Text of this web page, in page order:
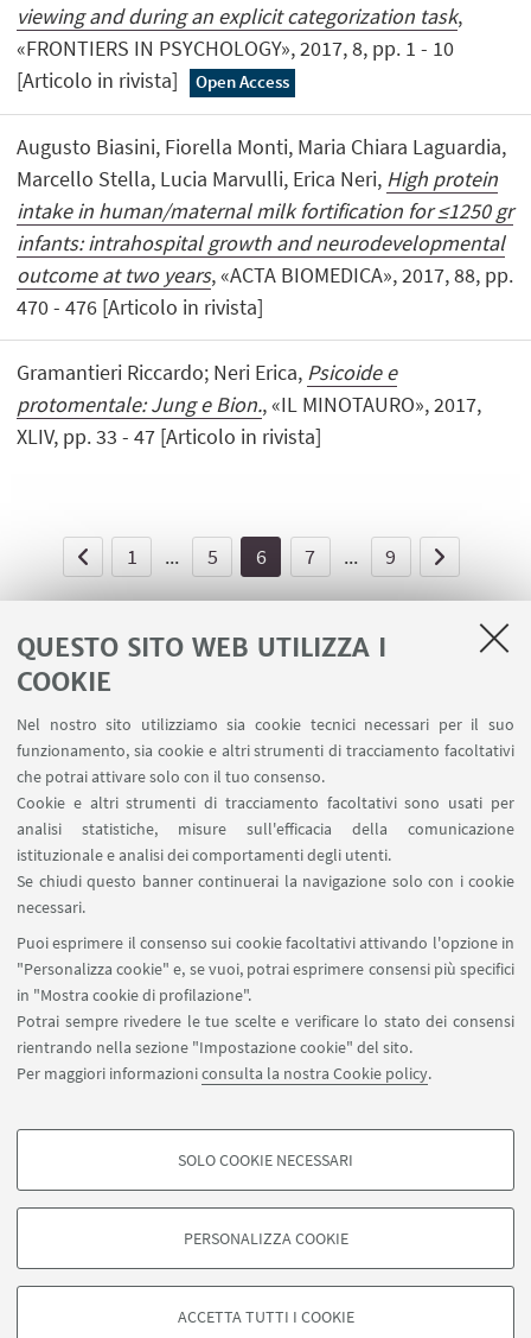
QUESTO SITO WEB UTILIZZA I
COOKIE
Nel nostro sito utilizziamo sia cookie tecnici necessari per il suo
funzionamento, sia cookie e altri strumenti di tracciamento facoltativi
che potrai attivare solo con il tuo consenso.
Cookie e altri strumenti di tracciamento facoltativi sono usati per
analisi statistiche, misure sull'efficacia della comunicazione
istituzionale e analisi dei comportamenti degli utenti.
Se chiudi questo banner continuerai la navigazione solo con i cookie
necessari.
Puoi esprimere il consenso sui cookie facoltativi attivando l'opzione in
"Personalizza cookie" e, se vuoi, potrai esprimere consensi più specifici
in "Mostra cookie di profilazione".
Potrai sempre rivedere le tue scelte e verificare lo stato dei consensi
rientrando nella sezione "Impostazione cookie" del sito.
Per maggiori informazioniconsulta la nostra Cookie policy.
COOKIE DI PROFILAZIONE - FACOLTATIVI
degli utenti, creare profili in base al loro comportamento sul sito, per analisi
di marketing.
SOLO COOKIE NECESSARI
PERSONALIZZA COOKIE
ACCETTA TUTTI I COOKIE
viewing and during an explicit categorization task,
«FRONTIERS IN PSYCHOLOGY», 2017, 8, pp. 1 - 10
[Articolo in rivista]
Open Access
Augusto Biasini, Fiorella Monti, Maria Chiara Laguardia,
Marcello Stella, Lucia Marvulli, Erica Neri, High protein
intake in human/maternal milk fortification for ≤1250 gr
infants: intrahospital growth and neurodevelopmental
outcome at two years, «ACTA BIOMEDICA», 2017, 88, pp.
470 - 476 [Articolo in rivista]
Gramantieri Riccardo; Neri Erica, Psicoide e
protomentale: Jung e Bion., «IL MINOTAURO», 2017,
XLIV, pp. 33 - 47 [Articolo in rivista]
1 ... 5 6 7 ... 9
Area riservata - Spazi virtuali
Contatti
SEGUI IL DIPARTIMENTO SU:
SEGUI UNIBO SU:
APP:
©Copyright 2026 - ALMA MATER STUDIORUM - Università di
Bologna - Via Zamboni, 33 - 40126 Bologna - PI: 01131710376 - CF:
80007010376
Privacy
Note legali
Informazioni sul sito e accessibilità
Impostazioni Cookie